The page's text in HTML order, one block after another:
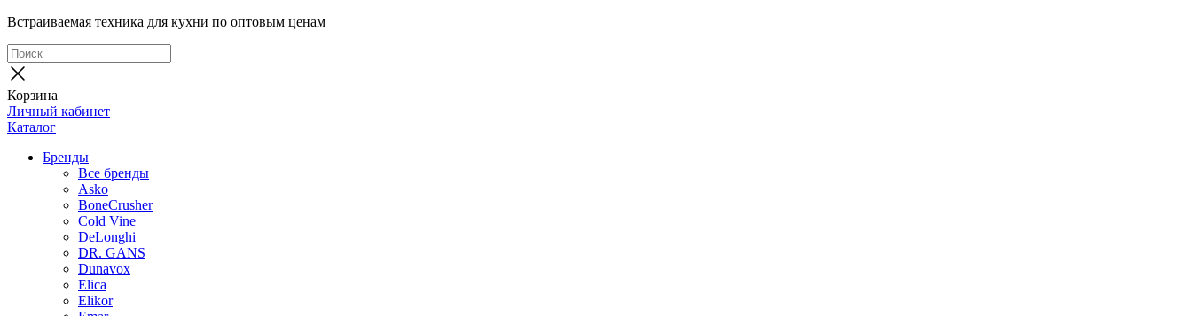
Встраиваемая техника для кухни по оптовым ценам
Корзина
Личный кабинет
Каталог
Бренды
Все бренды
Asko
BoneCrusher
Cold Vine
DeLonghi
DR. GANS
Dunavox
Elica
Elikor